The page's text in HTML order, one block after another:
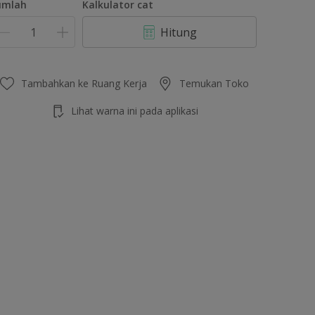
Kalkulator cat
Hitung
Tambahkan ke Ruang Kerja Temukan Toko
Lihat warna ini pada aplikasi